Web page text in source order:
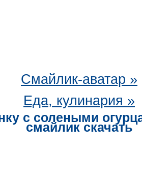
Смайлик-аватар »
Еда, кулинария »
с солеными
смайлик скачать